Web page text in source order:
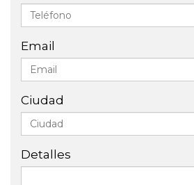
Email
Ciudad
Detalles